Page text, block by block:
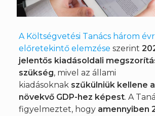
A Költségvetési Tanács három
előretekintő elemzése szerint
jelentős kiadásoldali
szükség, mivel az állami
kiadásoknak szűkülniük kellene
növekvő GDP-hez képest. A
figyelmeztet, hogy amennyiben